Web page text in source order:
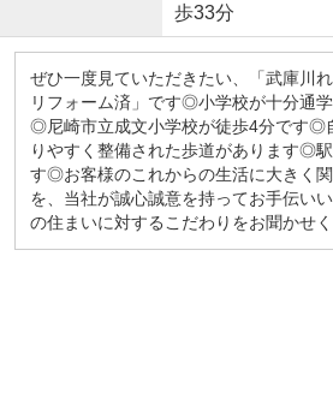
歩33分
ぜひ一度見ていただきたい、「武庫川
リフォーム済」です◎小学校が十分通
◎尼崎市立成文小学校が徒歩4分です◎
りやすく整備された歩道があります◎
す◎お客様のこれからの生活に大きく
を、当社が誠心誠意を持ってお手伝い
の住まいに対するこだわりをお聞かせ